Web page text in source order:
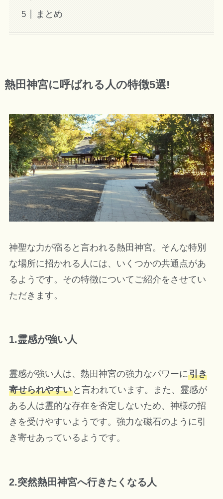
まとめ
熱田神宮に呼ばれる人の特徴5選!
神聖な力が宿ると言われる熱田神宮。そんな特別
な場所に招かれる人には、いくつかの共通点があ
るようです。その特徴についてご紹介をさせてい
ただきます。
1.霊感が強い人
霊感が強い人は、熱田神宮の強力なパワーに引き
寄せられやすいと言われています。また、霊感が
ある人は霊的な存在を否定しないため、神様の招
きを受けやすいようです。強力な磁石のように引
き寄せあっているようです。
2.突然熱田神宮へ行きたくなる人